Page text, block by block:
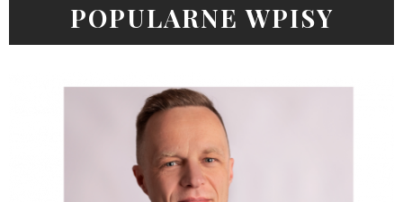
POPULARNE WPISY